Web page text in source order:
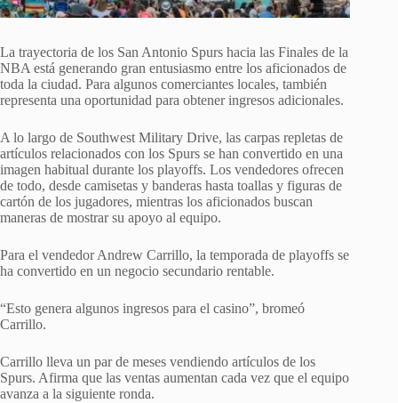
La trayectoria de los San Antonio Spurs hacia las Finales de la
NBA está generando gran entusiasmo entre los aficionados de
toda la ciudad. Para algunos comerciantes locales, también
representa una oportunidad para obtener ingresos adicionales.
A lo largo de Southwest Military Drive, las carpas repletas de
artículos relacionados con los Spurs se han convertido en una
imagen habitual durante los playoffs. Los vendedores ofrecen
de todo, desde camisetas y banderas hasta toallas y figuras de
cartón de los jugadores, mientras los aficionados buscan
maneras de mostrar su apoyo al equipo.
Para el vendedor Andrew Carrillo, la temporada de playoffs se
ha convertido en un negocio secundario rentable.
“Esto genera algunos ingresos para el casino”, bromeó
Carrillo.
Carrillo lleva un par de meses vendiendo artículos de los
Spurs. Afirma que las ventas aumentan cada vez que el equipo
avanza a la siguiente ronda.